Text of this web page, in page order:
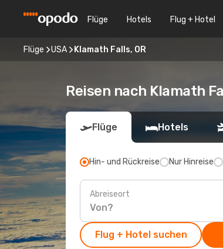
Flüge Hotels Flug + Hotel
Flüge USA Klamath Falls, OR
Reisen nach Klamath
Flüge Hotels
Hin- und Rückreise Nur Hinreise
Abreiseort
Flug + Hotel suchen